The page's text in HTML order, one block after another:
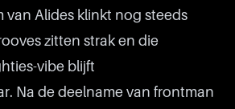
van Alides klinkt nog steeds
zitten strak en die
vibe blijft
Na de deelname van frontman